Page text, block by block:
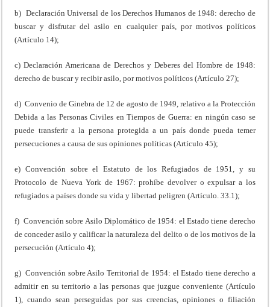
b) Declaración Universal de los Derechos Humanos de 1948: derecho de
buscar y disfrutar del asilo en cualquier país, por motivos políticos
(Artículo 14);
c) Declaración Americana de Derechos y Deberes del Hombre de 1948:
derecho de buscar y recibir asilo, por motivos políticos (Artículo 27);
d) Convenio de Ginebra de 12 de agosto de 1949, relativo a la Protección
Debida a las Personas Civiles en Tiempos de Guerra: en ningún caso se
puede transferir a la persona protegida a un país donde pueda temer
persecuciones a causa de sus opiniones políticas (Artículo 45);
e) Convención sobre el Estatuto de los Refugiados de 1951, y su
Protocolo de Nueva York de 1967: prohíbe devolver o expulsar a los
refugiados a países donde su vida y libertad peligren (Artículo. 33.1);
f) Convención sobre Asilo Diplomático de 1954: el Estado tiene derecho
de conceder asilo y calificar la naturaleza del delito o de los motivos de la
persecución (Artículo 4);
g) Convención sobre Asilo Territorial de 1954: el Estado tiene derecho a
admitir en su territorio a las personas que juzgue conveniente (Artículo
1), cuando sean perseguidas por sus creencias, opiniones o filiación